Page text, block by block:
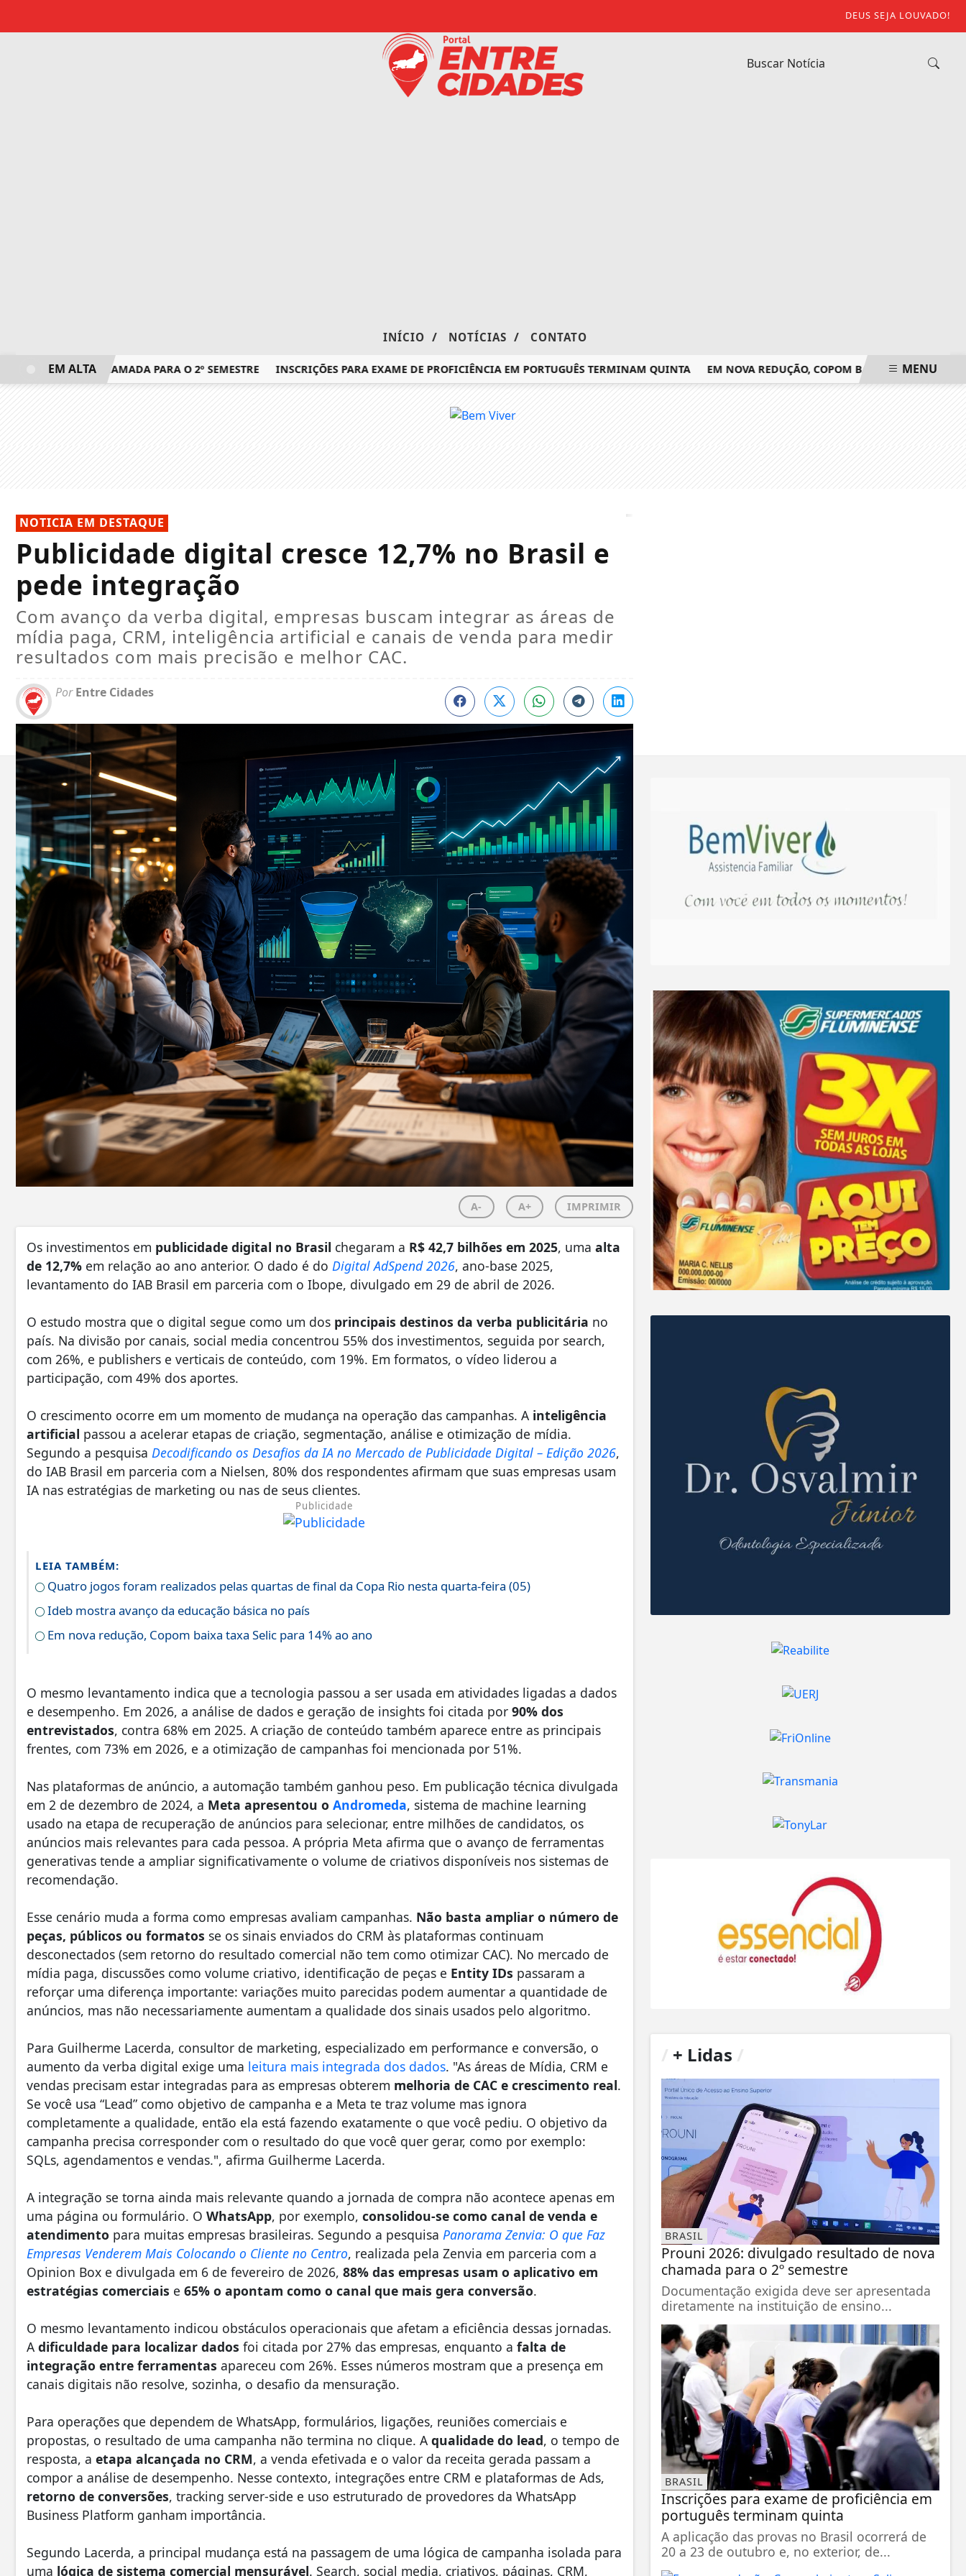
DEUS SEJA LOUVADO!
INÍCIO / NOTÍCIAS / CONTATO
DE NOVA CHAMADA PARA O 2º SEMESTRE INSCRIÇÕES PARA EXAME DE PROFICIÊNCIA EM PORTUGUÊS TERMINAM QUINTA EM NOVA REDUÇÃO, COPOM BAIXA TAXA SELIC PARA
EM ALTA MENU
NOTICIA EM DESTAQUE
Publicidade digital cresce 12,7% no Brasil e
pede integração
Com avanço da verba digital, empresas buscam integrar as áreas de
mídia paga, CRM, inteligência artificial e canais de venda para medir
resultados com mais precisão e melhor CAC.
PorEntre Cidades
A- A+ IMPRIMIR
Os investimentos em publicidade digital no Brasil chegaram a R$ 42,7 bilhões em 2025, uma alta
de 12,7% em relação ao ano anterior. O dado é do Digital AdSpend 2026, ano-base 2025,
levantamento do IAB Brasil em parceria com o Ibope, divulgado em 29 de abril de 2026.
O estudo mostra que o digital segue como um dos principais destinos da verba publicitária no
país. Na divisão por canais, social media concentrou 55% dos investimentos, seguida por search,
com 26%, e publishers e verticais de conteúdo, com 19%. Em formatos, o vídeo liderou a
participação, com 49% dos aportes.
O crescimento ocorre em um momento de mudança na operação das campanhas. A inteligência
artificial passou a acelerar etapas de criação, segmentação, análise e otimização de mídia.
Segundo a pesquisa Decodificando os Desafios da IA no Mercado de Publicidade Digital – Edição 2026,
do IAB Brasil em parceria com a Nielsen, 80% dos respondentes afirmam que suas empresas usam
IA nas estratégias de marketing ou nas de seus clientes.
Publicidade
LEIA TAMBÉM:
Quatro jogos foram realizados pelas quartas de final da Copa Rio nesta quarta-feira (05)
Ideb mostra avanço da educação básica no país
Em nova redução, Copom baixa taxa Selic para 14% ao ano
O mesmo levantamento indica que a tecnologia passou a ser usada em atividades ligadas a dados
e desempenho. Em 2026, a análise de dados e geração de insights foi citada por 90% dos
entrevistados, contra 68% em 2025. A criação de conteúdo também aparece entre as principais
frentes, com 73% em 2026, e a otimização de campanhas foi mencionada por 51%.
Nas plataformas de anúncio, a automação também ganhou peso. Em publicação técnica divulgada
em 2 de dezembro de 2024, a Meta apresentou o Andromeda, sistema de machine learning
usado na etapa de recuperação de anúncios para selecionar, entre milhões de candidatos, os
anúncios mais relevantes para cada pessoa. A própria Meta afirma que o avanço de ferramentas
generativas tende a ampliar significativamente o volume de criativos disponíveis nos sistemas de
recomendação.
Esse cenário muda a forma como empresas avaliam campanhas. Não basta ampliar o número de
peças, públicos ou formatos se os sinais enviados do CRM às plataformas continuam
desconectados (sem retorno do resultado comercial não tem como otimizar CAC). No mercado de
mídia paga, discussões como volume criativo, identificação de peças e Entity IDs passaram a
reforçar uma diferença importante: variações muito parecidas podem aumentar a quantidade de
anúncios, mas não necessariamente aumentam a qualidade dos sinais usados pelo algoritmo.
Para Guilherme Lacerda, consultor de marketing, especializado em performance e conversão, o
aumento da verba digital exige uma leitura mais integrada dos dados. "As áreas de Mídia, CRM e
vendas precisam estar integradas para as empresas obterem melhoria de CAC e crescimento real.
Se você usa “Lead” como objetivo de campanha e a Meta te traz volume mas ignora
completamente a qualidade, então ela está fazendo exatamente o que você pediu. O objetivo da
campanha precisa corresponder com o resultado do que você quer gerar, como por exemplo:
SQLs, agendamentos e vendas.", afirma Guilherme Lacerda.
A integração se torna ainda mais relevante quando a jornada de compra não acontece apenas em
uma página ou formulário. O WhatsApp, por exemplo, consolidou-se como canal de venda e
atendimento para muitas empresas brasileiras. Segundo a pesquisa Panorama Zenvia: O que Faz
Empresas Venderem Mais Colocando o Cliente no Centro, realizada pela Zenvia em parceria com a
Opinion Box e divulgada em 6 de fevereiro de 2026, 88% das empresas usam o aplicativo em
estratégias comerciais e 65% o apontam como o canal que mais gera conversão.
O mesmo levantamento indicou obstáculos operacionais que afetam a eficiência dessas jornadas.
A dificuldade para localizar dados foi citada por 27% das empresas, enquanto a falta de
integração entre ferramentas apareceu com 26%. Esses números mostram que a presença em
canais digitais não resolve, sozinha, o desafio da mensuração.
Para operações que dependem de WhatsApp, formulários, ligações, reuniões comerciais e
propostas, o resultado de uma campanha não termina no clique. A qualidade do lead, o tempo de
resposta, a etapa alcançada no CRM, a venda efetivada e o valor da receita gerada passam a
compor a análise de desempenho. Nesse contexto, integrações entre CRM e plataformas de Ads,
retorno de conversões, tracking server-side e uso estruturado de provedores da WhatsApp
Business Platform ganham importância.
Segundo Lacerda, a principal mudança está na passagem de uma lógica de campanha isolada para
uma lógica de sistema comercial mensurável. Search, social media, criativos, páginas, CRM,
+ Lidas
BRASIL
Prouni 2026: divulgado resultado de nova
chamada para o 2º semestre
Documentação exigida deve ser apresentada
diretamente na instituição de ensino...
BRASIL
Inscrições para exame de proficiência em
português terminam quinta
A aplicação das provas no Brasil ocorrerá de
20 a 23 de outubro e, no exterior, de...